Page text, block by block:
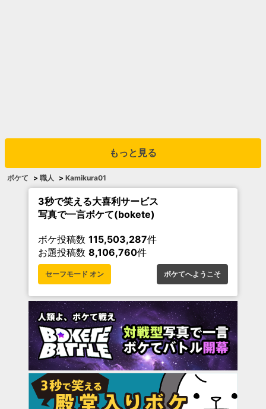
もっと見る
ボケて > 職人 > Kamikura01
3秒で笑える大喜利サービス
写真で一言ボケて(bokete)
ボケ投稿数 115,503,287件
お題投稿数 8,106,760件
セーフモード オン ボケてへようこそ